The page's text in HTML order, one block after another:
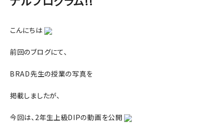
こんにちは
前回のブログにて、
BRAD先生の授業の写真を
掲載しましたが、
今回は、2年生上級DIPの動画を公開